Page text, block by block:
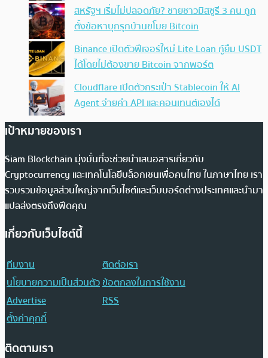
สหรัฐฯ เริ่มไม่ปลอดภัย? ชายชาวมิสซูรี 3 คน ถูก
ตั้งข้อหาบุกรุกบ้านขโมย Bitcoin
Binance เปิดตัวฟีเจอร์ใหม่ Lite Loan กู้ยืม USDT
ได้โดยไม่ต้องขาย Bitcoin จากพอร์ต
Cloudflare เปิดตัวกระเป๋า Stablecoin ให้ AI
Agent จ่ายค่า API และคอนเทนต์เองได้
เป้าหมายของเรา
Siam Blockchain มุ่งมั่นที่จะช่วยนำเสนอสารเกี่ยวกับ
Cryptocurrency และเทคโนโลยีบล็อกเชนเพื่อคนไทย ในภาษาไทย เรา
รวบรวมข้อมูลส่วนใหญ่จากเว็บไซต์และเว็บบอร์ดต่างประเทศและนำมา
แปลส่งตรงถึงฟีดคุณ
เกี่ยวกับเว็บไซต์นี้
ทีมงาน
ติดต่อเรา
นโยบายความเป็นส่วนตัวข้อตกลงในการใช้งาน
Advertise
RSS
ตั้งค่าคุกกี้
ติดตามเรา